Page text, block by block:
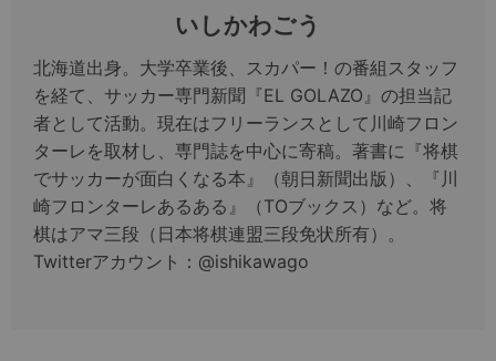
いしかわごう
北海道出身。大学卒業後、スカパー！の番組スタッフ
を経て、サッカー専門新聞『EL GOLAZO』の担当記
者として活動。現在はフリーランスとして川崎フロン
ターレを取材し、専門誌を中心に寄稿。著書に『将棋
でサッカーが面白くなる本』（朝日新聞出版）、『川
崎フロンターレあるある』（TOブックス）など。将
棋はアマ三段（日本将棋連盟三段免状所有）。
Twitterアカウント：@ishikawago